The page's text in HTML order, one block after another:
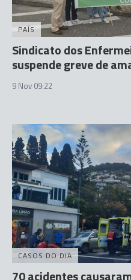
PAÍS
Sindicato dos
suspende greve de
9 Nov 09:22
CASOS DO DIA
70 acidentes